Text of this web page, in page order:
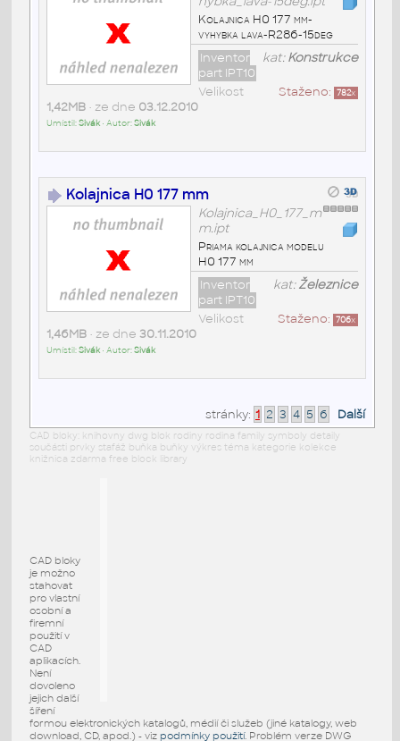
Kolajnica H0 177 mm-
vyhybka lava-R286-15deg
kat:Konstrukce
Inventor
part IPT10
Staženo: 782x
Velikost
1,42MB• ze dne 03.12.2010
Umístil:Sivák• Autor:Sivák
Kolajnica H0 177 mm
Kolajnica_H0_177_m
m.ipt
Priama kolajnica modelu
H0 177 mm
kat:Železnice
Inventor
part IPT10
Staženo: 706x
Velikost
1,46MB• ze dne 30.11.2010
Umístil:Sivák• Autor:Sivák
stránky: 1 2 3 4 5 6 Další
CAD bloky: knihovny dwg blok rodiny rodina family symboly detaily
součásti prvky stafáž buňka buňky výkres téma kategorie kolekce
knižnica zdarma free block library
CAD bloky
je možno
stahovat
pro vlastní
osobní a
firemní
použití v
CAD
aplikacích.
Není
dovoleno
jejich další
šíření
formou elektronických katalogů, médií či služeb (jiné katalogy, web
download, CD, apod.) - viz podmínky použití. Problém verze DWG